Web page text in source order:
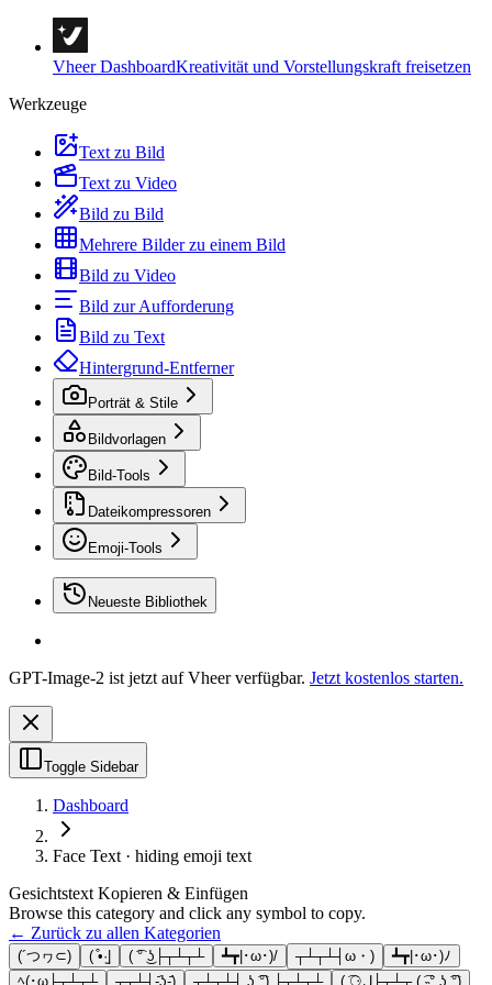
Vheer DashboardKreativität und Vorstellungskraft freisetzen
Werkzeuge
Text zu Bild
Text zu Video
Bild zu Bild
Mehrere Bilder zu einem Bild
Bild zu Video
Bild zur Aufforderung
Bild zu Text
Hintergrund-Entferner
Porträt & Stile
Bildvorlagen
Bild-Tools
Dateikompressoren
Emoji-Tools
Neueste Bibliothek
GPT-Image-2 ist jetzt auf Vheer verfügbar. Jetzt kostenlos starten.
Toggle Sidebar
Dashboard
Face Text · hiding emoji text
Gesichtstext Kopieren & Einfügen
Browse this category and click any symbol to copy.
← Zurück zu allen Kategorien
(´つヮ⊂) ( ͒•·̫| ( ͡° ͜ʖ├┬┴┬┴ ┻┳|･ω･)/ ┬┴┬┴┤ω・)
┻┳|･ω･)ﾉ
ﾍ(･ω├┬┴┬┴
┬┬┴┤-̥̥̥̥̥̥̥̥̥̥̥̥̥̥̥̥̥̥̥̥̥̥̥̥̥᷄ʖ-̥̥̥̥̥̥̥̥̥̥̥̥̥̥̥̥̥̥̥̥̥̥̥̥̥᷄) ┬┴┬┴┤ ͜ʖ ͡°) ├┬┴┬┴ ( ͡⚆ل͜├┬┴┬ ( ͡˵° ͜ʖ ͡°)